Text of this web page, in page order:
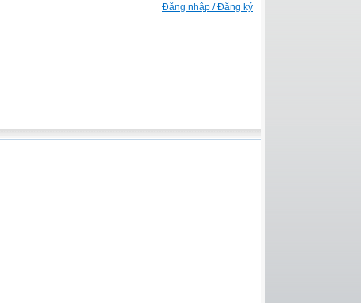
Đăng nhập / Đăng ký